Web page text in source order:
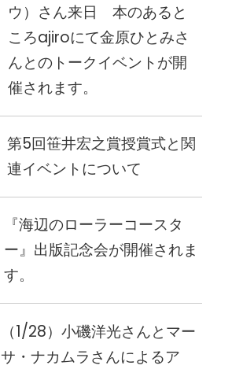
ウ）さん来日 本のあると
ころajiroにて金原ひとみさ
んとのトークイベントが開
催されます。
第5回笹井宏之賞授賞式と関
連イベントについて
『海辺のローラーコースタ
ー』出版記念会が開催されま
す。
（1/28）小磯洋光さんとマー
サ・ナカムラさんによるア